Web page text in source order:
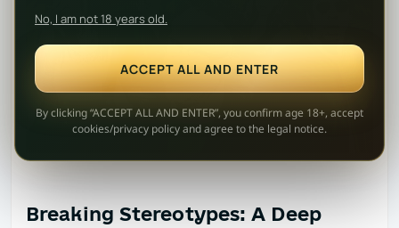
Breaking Stereotypes: A Deep
довідковий характер. Такі матеріали не є інструкцією,
дій, що можуть порушувати закон.
Продукція може використовуватися покупцями лише у
законних цілях, зокрема як сувенір, подарунок, елемент
приватної колекції, матеріал для виготовлення амулетів,
прикрас, декоративних виробів, рибальських приманок
або як корм для домашніх тварин.
Адміністрація growdiaries.com.ua не контролює та не
використання не за призначенням або з порушенням
вимог законодавства України.
No, I am not 18 years old.
ACCEPT ALL AND ENTER
By clicking “ACCEPT ALL AND ENTER”, you confirm age 18+, accept
cookies/privacy policy and agree to the legal notice.